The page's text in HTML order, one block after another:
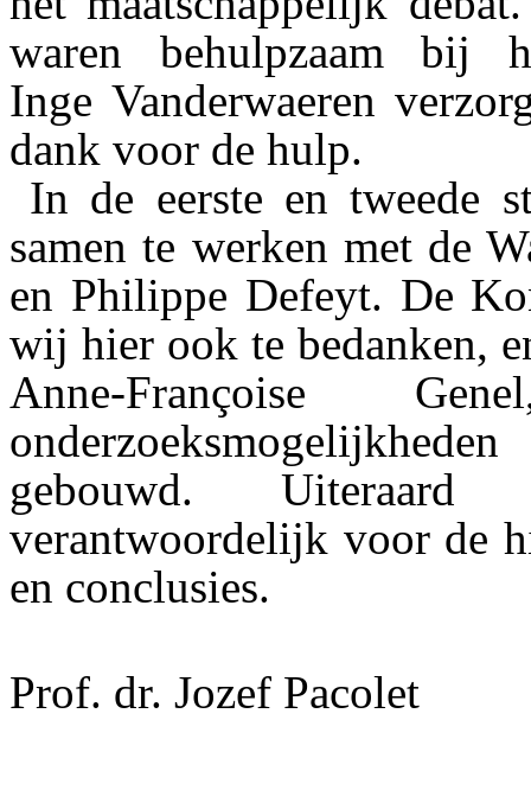
waren behulpzaam bij
Inge Vanderwaeren
dank voor de hulp.
In de eerste en tweede
samen te werken met de
en Philippe Defeyt. De
wij hier ook te bedanken,
Anne-Françoise
gebouwd. Uiteraard
verantwoordelijk voor de
en conclusies.
Prof. dr. Jozef Pacolet